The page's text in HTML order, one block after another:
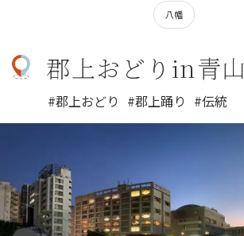
八幡
郡上おどりin青山
#郡上おどり #郡上踊り #伝統